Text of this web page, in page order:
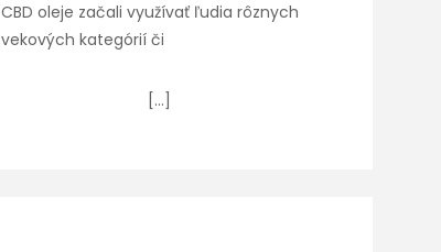
CBD oleje začali využívať ľudia rôznych
vekových kategórií či
[…]